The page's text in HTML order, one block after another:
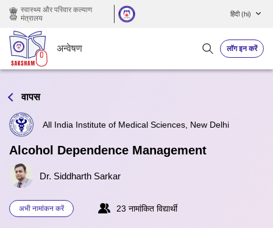
छोड़ कर मुख्य सामग्री पर जाएं
स्वास्थ्य और परिवार कल्याण
मंत्रालय
हिंदी ‎(hi)‎
अन्वेषण लॉग इन करें
वापस
All India Institute of Medical Sciences, New Delhi
Alcohol Dependence Management
Dr. Siddharth Sarkar
अभी नामांकन करें 23 नामांकित विद्यार्थी